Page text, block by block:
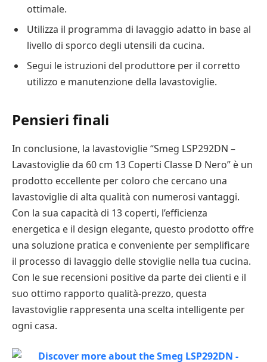
ottimale.
Utilizza il programma di lavaggio adatto in base al
livello di sporco degli utensili da cucina.
Segui le istruzioni del produttore per il corretto
utilizzo e manutenzione della lavastoviglie.
Pensieri finali
In conclusione, la lavastoviglie “Smeg LSP292DN –
Lavastoviglie da 60 cm 13 Coperti Classe D Nero” è un
prodotto eccellente per coloro che cercano una
lavastoviglie di alta qualità con numerosi vantaggi.
Con la sua capacità di 13 coperti, l’efficienza
energetica e il design elegante, questo prodotto offre
una soluzione pratica e conveniente per semplificare
il processo di lavaggio delle stoviglie nella tua cucina.
Con le sue recensioni positive da parte dei clienti e il
suo ottimo rapporto qualità-prezzo, questa
lavastoviglie rappresenta una scelta intelligente per
ogni casa.